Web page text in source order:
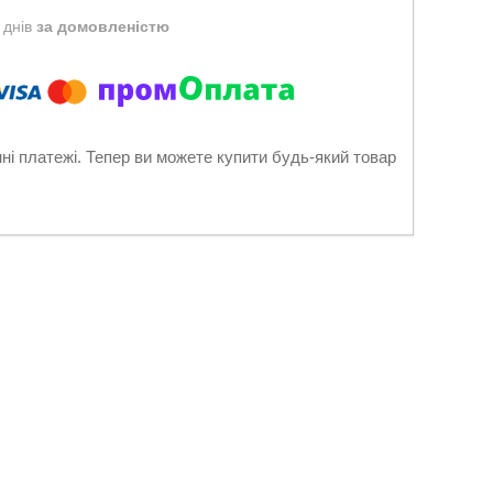
за домовленістю
платежі. Тепер ви можете купити будь-який товар